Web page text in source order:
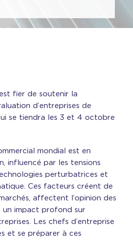
fier de soutenir la
d’entreprises de
se tiendra les 3 et 4 octobre
mondial est en
influencé par les tensions
perturbatrices et
Ces facteurs créent de
affectent l’opinion des
un impact profond sur
Les chefs d’entreprise
et se préparer à ces